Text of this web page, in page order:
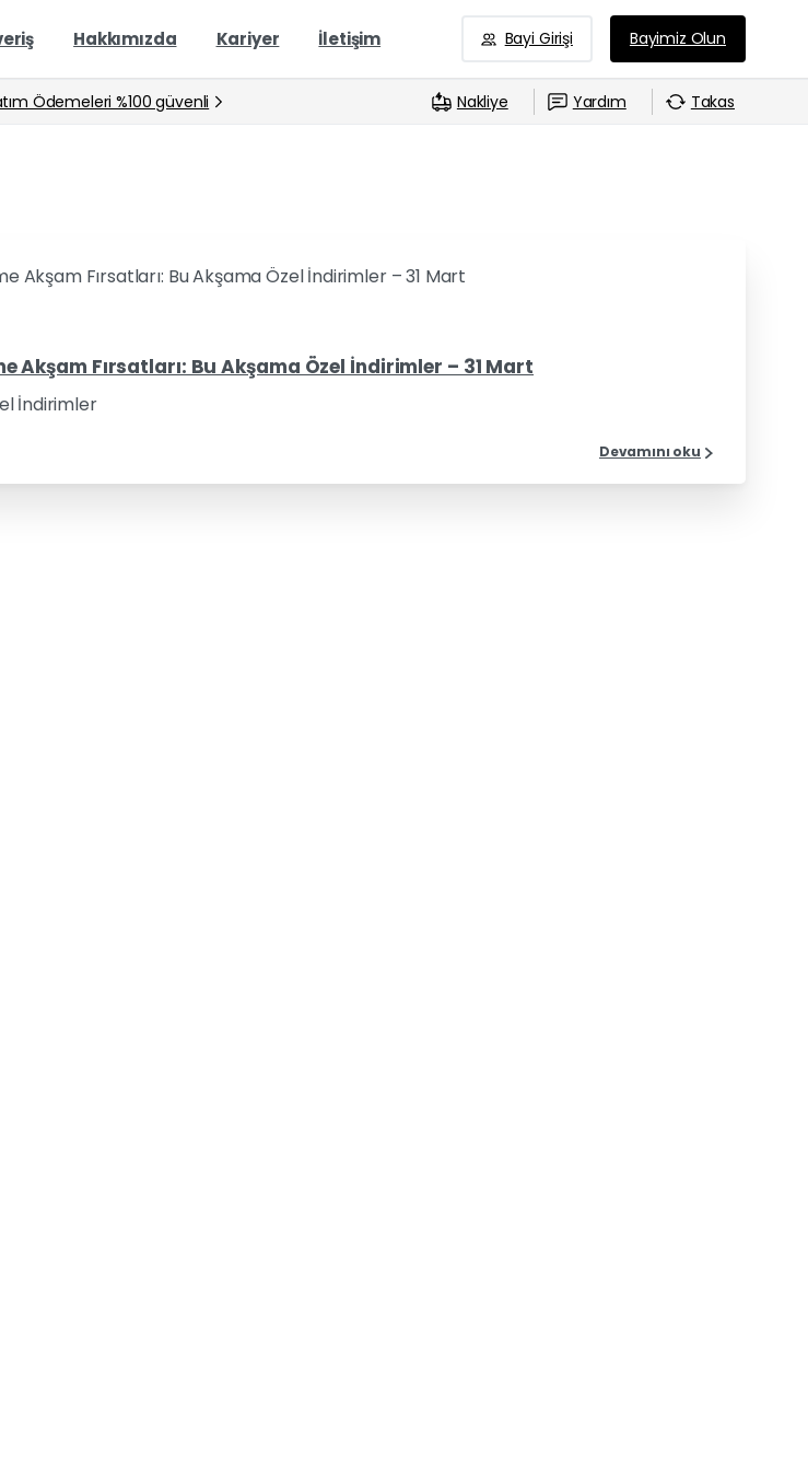
Hakkımızda Kariyer İletişim Bayi Girişi Bayimiz Olun
Ödemeleri %100 güvenli Nakliye Yardım Takas
Akşam Fırsatları: Bu Akşama Özel İndirimler – 31 Mart
İndirimler
Devamını oku